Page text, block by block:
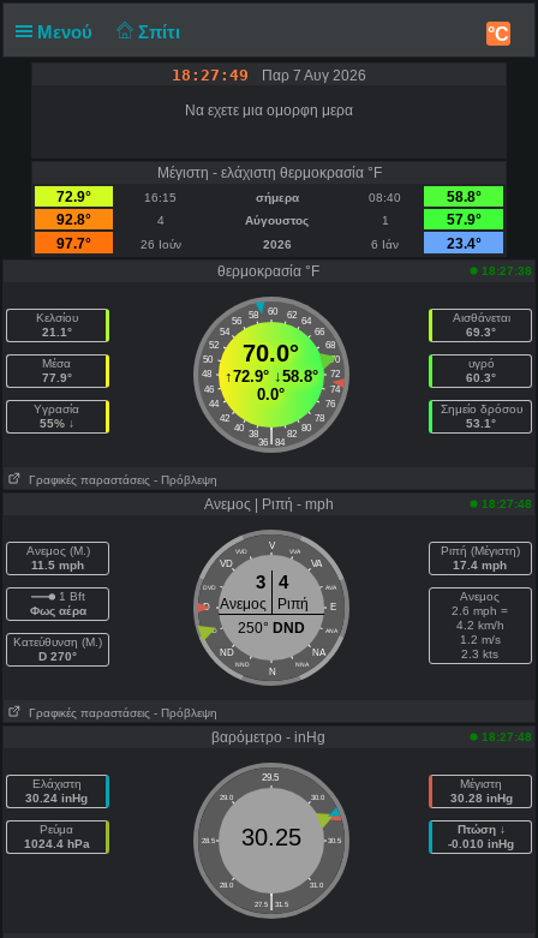
Μενού Σπίτι °C
18:27:49 Παρ 7 Αυγ 2026
Να εχετε μια ομορφη μερα
Μέγιστη - ελάχιστη θερμοκρασία °F
72.9°
16:15 σήμερα 08:40
58.8°
92.8°
4 Αύγουστος 1
57.9°
97.7°
26 Ιούν 2026 6 Ιάν
23.4°
θερμοκρασία °F
18:27:38
Κελσίου
21.1°
Μέσα
77.9°
Υγρασία
55% ↓
60
58 62
56
64
54
66
52
68
50
70
48
72
46
74
44
76
42
78
40
80
38 82
|
36 84
70.0°
↑72.9°↓58.8°
0.0°
Αισθάνεται
69.3°
υγρό
60.3°
Σημείο δρόσου
53.1°
Γραφικές παραστάσεις - Πρόβλεψη
Ανεμος | Ριπή - mph 18:27:48
Ανεμος (Μ.)
11.5 mph
1 Bft
Φως αέρα
Κατεύθυνση (Μ.)
D 270°
V
VVD VVA
VD VA
DVD AVA
D E
DND ANA
ND NA
NND NNA
N
3 4
Ανεμος
Ριπή
250° DND
Ριπή (Μέγιστη)
17.4 mph
Ανεμος
2.6 mph =
4.2 km/h
1.2 m/s
2.3 kts
Γραφικές παραστάσεις - Πρόβλεψη
βαρόμετρο - inHg 18:27:48
Ελάχιστη
30.24 inHg
Ρεύμα
1024.4 hPa
29.5
29.0 30.0
28.5 30.5
28.0 31.0
|
27.5 31.5
30.25
Μέγιστη
30.28 inHg
Πτώση ↓
-0.010 inHg